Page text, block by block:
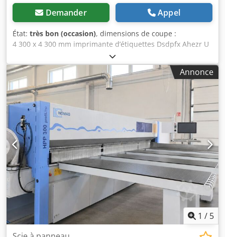
Demander Appel
État: très bon (occasion), dimensions de coupe :
4 300 x 4 300 mm imprimante d’étiquettes Dsdpfx Ahezr U
T Hemsck 4 tables à coussin d’air longueur des tables :
2,2 m 7 pinces de maintien butées pneumatiques
escamotables pour la découpe de panneaux placés unité
de coupe d’angle puissance du moteur principal : 18 kW
puissance du moteur de la scie de refend : 2,2 kW hauteur
de coupe : 125 mm vitesse d’avance du chariot de la scie :
0 à 150 m/min vitesse d’avance du faisceau de poussoirs :
0 à 90 m/min système de commande : CadMatic 4.0 année
de fabrication : 2011 heures de fonctionnement : 5 800 h
garantie sur les pièces mécaniques : 6 mois !
Annonce
1 / 5